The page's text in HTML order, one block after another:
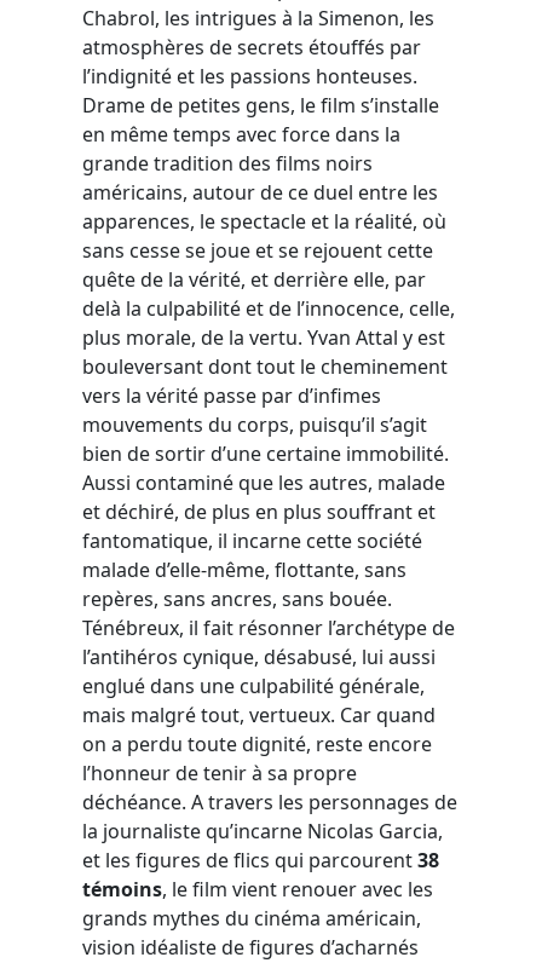
Chabrol, les intrigues à la Simenon, les
atmosphères de secrets étouffés par
l’indignité et les passions honteuses.
Drame de petites gens, le film s’installe
en même temps avec force dans la
grande tradition des films noirs
américains, autour de ce duel entre les
apparences, le spectacle et la réalité, où
sans cesse se joue et se rejouent cette
quête de la vérité, et derrière elle, par
delà la culpabilité et de l’innocence, celle,
plus morale, de la vertu. Yvan Attal y est
bouleversant dont tout le cheminement
vers la vérité passe par d’infimes
mouvements du corps, puisqu’il s’agit
bien de sortir d’une certaine immobilité.
Aussi contaminé que les autres, malade
et déchiré, de plus en plus souffrant et
fantomatique, il incarne cette société
malade d’elle-même, flottante, sans
repères, sans ancres, sans bouée.
Ténébreux, il fait résonner l’archétype de
l’antihéros cynique, désabusé, lui aussi
englué dans une culpabilité générale,
mais malgré tout, vertueux. Car quand
on a perdu toute dignité, reste encore
l’honneur de tenir à sa propre
déchéance. A travers les personnages de
la journaliste qu’incarne Nicolas Garcia,
et les figures de flics qui parcourent38
témoins, le film vient renouer avec les
grands mythes du cinéma américain,
vision idéaliste de figures d’acharnés